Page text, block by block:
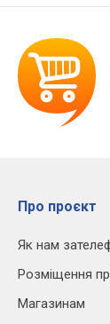
Про проєкт
Як нам
Розміщення
Магазинам